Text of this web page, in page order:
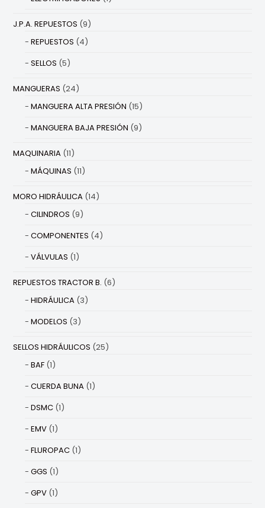
J.P.A. REPUESTOS (9)
REPUESTOS (4)
SELLOS (5)
MANGUERAS (24)
MANGUERA ALTA PRESIÓN (15)
MANGUERA BAJA PRESIÓN (9)
MAQUINARIA (11)
MÁQUINAS (11)
MORO HIDRÁULICA (14)
CILINDROS (9)
COMPONENTES (4)
VÁLVULAS (1)
REPUESTOS TRACTOR B. (6)
HIDRÁULICA (3)
MODELOS (3)
SELLOS HIDRÁULICOS (25)
BAF (1)
CUERDA BUNA (1)
DSMC (1)
EMV (1)
FLUROPAC (1)
GGS (1)
GPV (1)